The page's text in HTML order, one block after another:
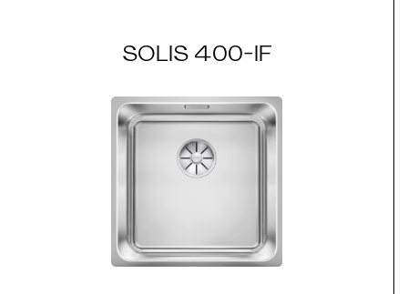
SOLIS 400-IF